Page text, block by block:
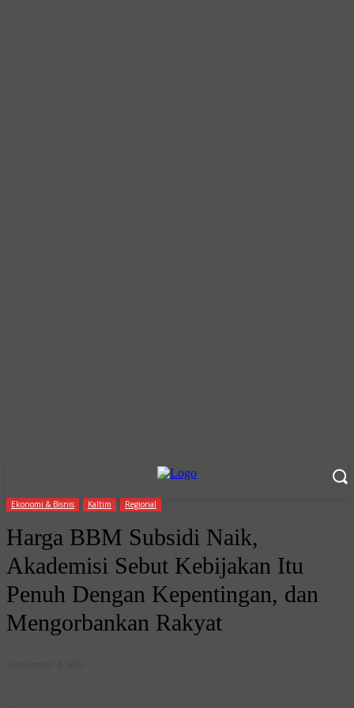
Ekonomi & Bisnis Kaltim Regional
Harga BBM Subsidi Naik,
Akademisi Sebut Kebijakan Itu
Penuh Dengan Kepentingan, dan
Mengorbankan Rakyat